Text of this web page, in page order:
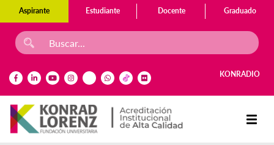
Aspirante Estudiante Docente Graduado
KONRADIO